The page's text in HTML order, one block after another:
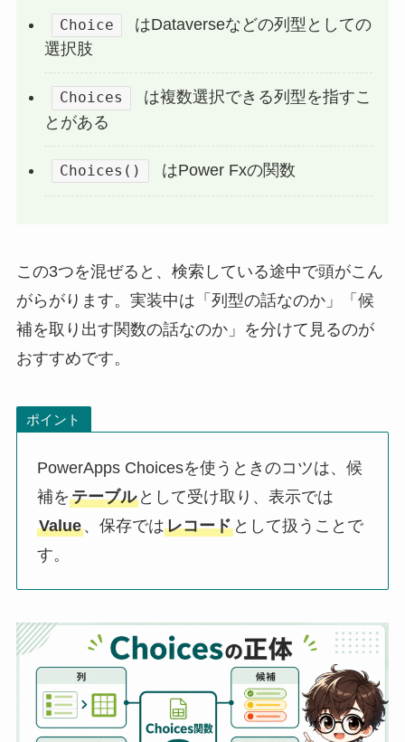
Choice
はDataverseなどの列型としての
選択肢
Choices
は複数選択できる列型を指すこ
とがある
Choices() はPower Fxの関数
この3つを混ぜると、検索している途中で頭がこん
がらがります。実装中は「列型の話なのか」「候
補を取り出す関数の話なのか」を分けて見るのが
おすすめです。
ポイント
PowerApps Choicesを使うときのコツは、候
補をテーブル として受け取り、表示では
Value、保存ではレコード として扱うことで
す。